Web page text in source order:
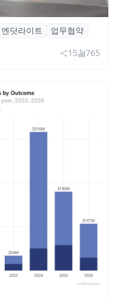
3곳과 손잡고
엔닷라이트
업무협약
15 765